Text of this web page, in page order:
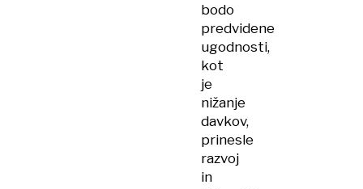
bodo
predvidene
ugodnosti,
kot
je
nižanje
davkov,
prinesle
razvoj
in